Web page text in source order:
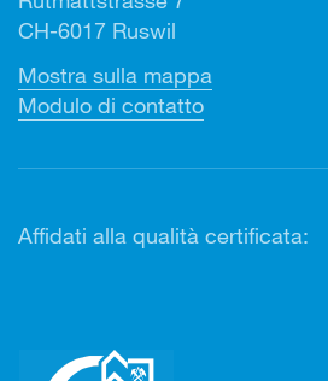
CH-6017 Ruswil
Mostra sulla mappa
Modulo di contatto
Affidati alla qualità certificata: